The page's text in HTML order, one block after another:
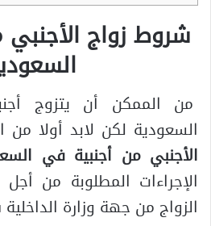
شروط زواج
من الممكن أن يتزوج
السعودية لكن لابد أولا من
الأجنبي من أجنبية في
الإجراءات المطلوبة من
الزواج من جهة وزارة